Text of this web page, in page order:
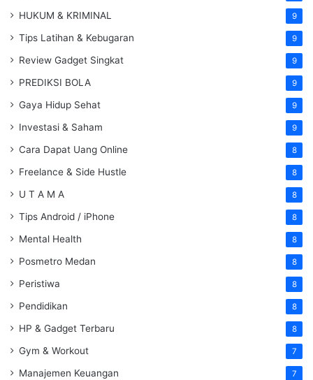
HUKUM & KRIMINAL 9
Tips Latihan & Kebugaran 9
Review Gadget Singkat 9
PREDIKSI BOLA 9
Gaya Hidup Sehat 9
Investasi & Saham 9
Cara Dapat Uang Online 8
Freelance & Side Hustle 8
U T A M A 8
Tips Android / iPhone 8
Mental Health 8
Posmetro Medan 8
Peristiwa 8
Pendidikan 8
HP & Gadget Terbaru 8
Gym & Workout 7
Manajemen Keuangan 7